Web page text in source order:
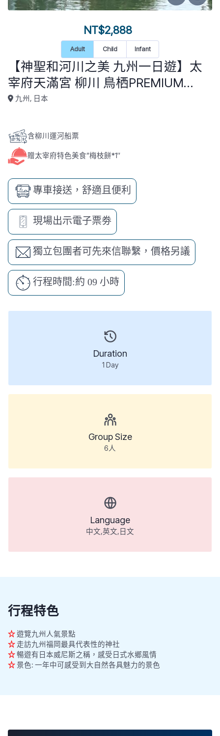
【神聖和河川之美 九州一日遊】太
宰府天滿宮 柳川 鳥栖PREMIUM
OUTLETS（福岡市區飯店接送）KU-
九州, 日本
NT$2,888
Adult Child Infant
含柳川運河船票
贈太宰府特色美食”梅枝餅*1″
專車接送，舒適且便利
現場出示電子票劵
獨立包團者可先來信聯繫，價格另議
行程時間:約 09 小時
Duration
1 Day
Group Size
6人
Language
中文,英文,日文
行程特色
☆遊覽九州人氣景點
☆ 走訪九州福岡最具代表性的神社
☆ 暢遊有日本威尼斯之稱，感受日式水鄉風情
☆景色: 一年中可感受到大自然各具魅力的景色